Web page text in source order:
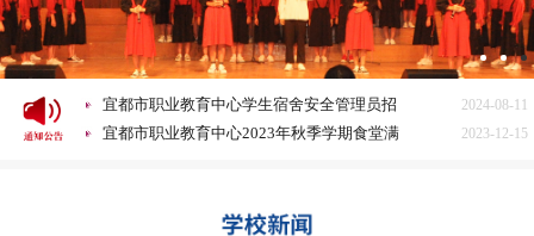
见征集情况公示
2025-12-10
2025年质量年度报告文本（湖北省宜都市职
业教育中心）
2025-07-20
宜都市职业教育中心医务人员招聘公告
2025-01-10
2024年宜都市职业教育中心质量年报报告
2024-08-11
宜都市职业教育中心学生宿舍安全管理员招
聘启事
2023-12-15
宜都市职业教育中心2023年秋季学期食堂满
宜都市职业教育中心关于旅游服务与管理和